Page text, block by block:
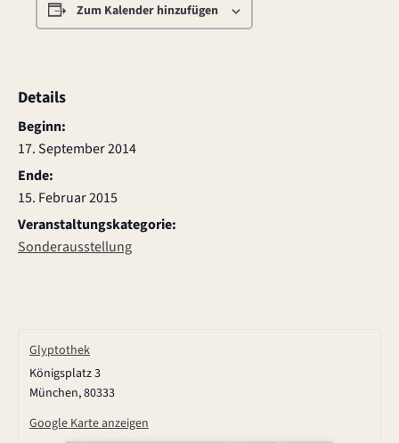
Zum Kalender hinzufügen
Details
Beginn:
17. September 2014
Ende:
15. Februar 2015
Veranstaltungskategorie:
Sonderausstellung
Glyptothek
Königsplatz 3
München,80333
Google Karte anzeigen